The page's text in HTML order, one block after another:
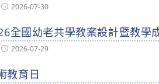
Post2026-07-30
全國幼老共學教案設計暨教學
Post2026-07-29
教育日